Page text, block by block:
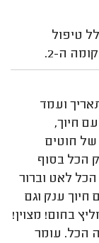
טיפול
ה-2.
ועמד
חיוך,
חוטים
בקומה ה-2. בדק הכל בסוף
לאט וברור
חיוך ענק וגם
בחום! מצוין!
הכל. עומר